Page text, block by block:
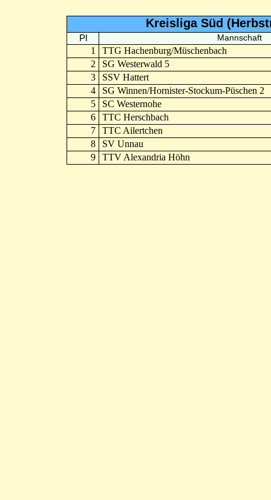
Kreisliga Süd
Pl Mannschaft
1
TTG Hachenburg/Müschenbach
2
SG Westerwald 5
3
SSV Hattert
4
SG Winnen/Hornister-Stockum-Püschen 2
5
SC Westernohe
6
TTC Herschbach
7
TTC Ailertchen
8
SV Unnau
9
TTV Alexandria Höhn